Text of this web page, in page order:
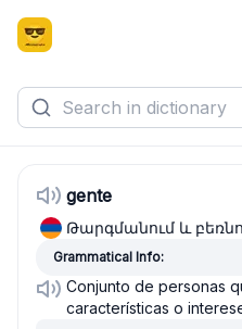
gente
Թարգմանում և
Grammatical Info:
Conjunto de personas
características o